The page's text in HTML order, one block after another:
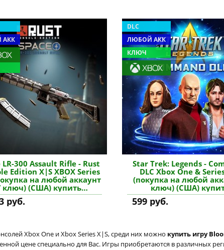
LR-300 Assault Rifle - Rust
Edition X|S XBOX Series
на любой аккаунт
ключ) (США) купить
дополнение
руб.
DLC
ЛЮБОЙ АКК
КЛЮЧ
Star Trek: Legends -
DLC Xbox One &
(покупка на любой
ключ) (США)
дополнение
599 руб.
Xbox One и Xbox Series X|S, среди них можно купить игру
цене специально для Вас. Игры приобретаются в различных